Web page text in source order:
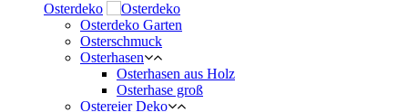
Osterdeko
Osterdeko Garten
Osterschmuck
Osterhasen
Osterhasen aus Holz
Osterhase groß
Ostereier Deko